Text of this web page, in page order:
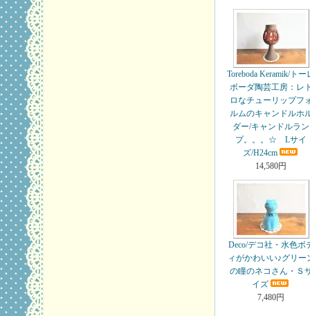
Toreboda Keramik/トー
ボーダ陶芸工房：レ
ロなチューリップフ
ルムのキャンドルホ
ダー/キャンドルラン
プ。。。☆ Lサイ
ズ/H24cm
14,580円
Deco/デコ社・水色ボ
ィがかわいい♪グリー
の瞳のネコさん・Ｓ
イズ
7,480円